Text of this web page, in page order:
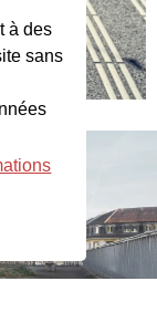
à des
sans